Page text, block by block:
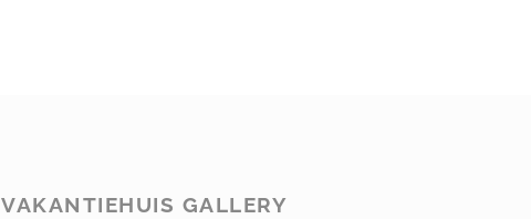
VAKANTIEHUIS GALLERY